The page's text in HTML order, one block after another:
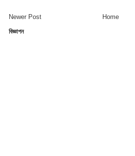
Newer Post
Home
বিজ্ঞাপন